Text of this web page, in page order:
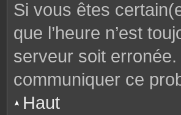
Si vous êtes
que l’heure n’est
serveur soit
communiquer ce
Haut